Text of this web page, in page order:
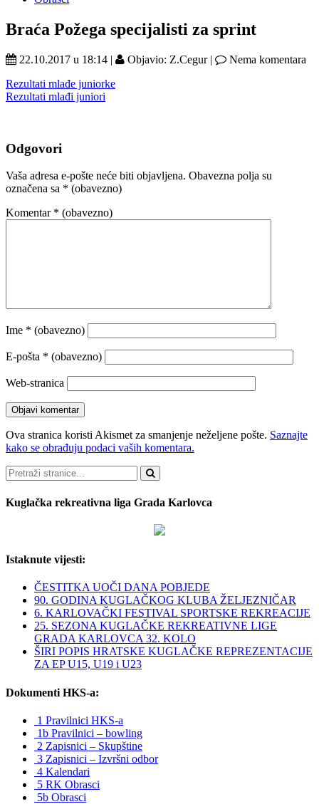
Braća Požega specijalisti za sprint
22.10.2017 u 18:14 | Objavio: Z.Cegur |
Nema komentara
Rezultati mlađe juniorke
Rezultati mlađi juniori
Odgovori
Vaša adresa e-pošte neće biti objavljena. Obavezna polja su
označena sa * (obavezno)
Komentar * (obavezno)
Ime * (obavezno)
E-pošta * (obavezno)
Web-stranica
Ova stranica koristi Akismet za smanjenje neželjene pošte. Saznajte
kako se obrađuju podaci vaših komentara.
Pretraži
Kuglačka rekreativna liga Grada Karlovca
Istaknute vijesti:
ČESTITKA UOČI DANA POBJEDE
90. GODINA KUGLAČKOG KLUBA ŽELJEZNIČAR
6. KARLOVAČKI FESTIVAL SPORTSKE REKREACIJE
25. SEZONA KUGLAČKE REKREATIVNE LIGE
GRADA KARLOVCA 32. KOLO
ŠIRI POPIS HRATSKE KUGLAČKE REPREZENTACIJE
ZA EP U15, U19 i U23
Dokumenti HKS-a:
1 Pravilnici HKS-a
1b Pravilnici – bowling
2 Zapisnici – Skupštine
3 Zapisnici – Izvršni odbor
4 Kalendari
5 RK Obrasci
5b Obrasci